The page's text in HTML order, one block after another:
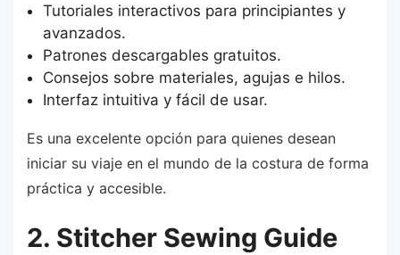
Tutoriales interactivos para principiantes y
avanzados.
Patrones descargables gratuitos.
Consejos sobre materiales, agujas e hilos.
Interfaz intuitiva y fácil de usar.
Es una excelente opción para quienes desean
iniciar su viaje en el mundo de la costura de forma
práctica y accesible.
2. Stitcher Sewing Guide